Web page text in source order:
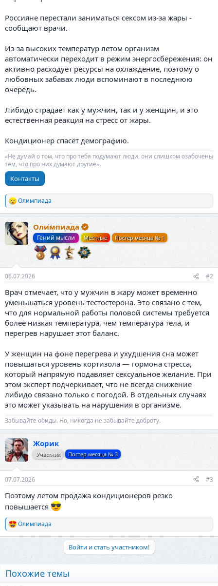
Россияне перестали заниматься сексом из-за жары -
сообщают врачи.
Из-за высоких температур летом организм
автоматически переходит в режим энергосбережения: он
активно расходует ресурсы на охлаждение, поэтому о
любовных забавах люди вспоминают в последнюю
очередь.
Либидо страдает как у мужчин, так и у женщин, и это
естественная реакция на стресс от жары.
Кондиционер спасёт демографию.
«Не думай о том, что про тебя подумают люди, они слишком озабочены
тем, что про них думают другие».
Контакты
Р
е
к
ц
Олимпиада
Олимпиада
Гений мысли Местные Постер месяца № 1
06.07.2026 #2
Врач отмечает, что у мужчин в жару может временно
уменьшаться уровень тестостерона. Это связано с тем,
что для нормальной работы половой системы требуется
более низкая температура, чем температура тела, и
перегрев нарушает этот баланс.
У женщин на фоне перегрева и ухудшения сна может
повышаться уровень кортизола — гормона стресса,
который напрямую подавляет сексуальное желание. При
этом эксперт подчеркивает, что не всегда снижение
либидо связано только с погодой. В отдельных случаях
это может указывать на нарушения в организме.
Забывайте обиды. Но, никогда не забывайте доброту.
Жорик
Участник Постер месяца № 3
07.07.2026 #3
Поэтому летом продажа кондиционеров резко
повышается
Р
е
и
:
Олимпиада
Войти и стать участником!
Похожие темы